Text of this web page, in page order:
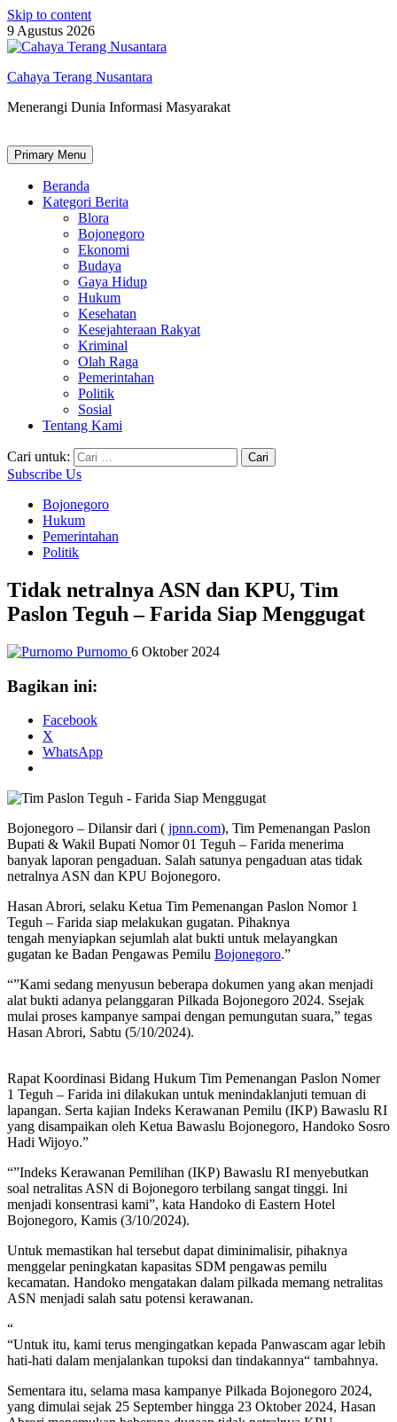
Skip to content
9 Agustus 2026
Cahaya Terang Nusantara
Menerangi Dunia Informasi Masyarakat
Primary Menu
Beranda
Kategori Berita
Blora
Bojonegoro
Ekonomi
Budaya
Gaya Hidup
Hukum
Kesehatan
Kesejahteraan Rakyat
Kriminal
Olah Raga
Pemerintahan
Politik
Sosial
Tentang Kami
Cari untuk:
Subscribe Us
Bojonegoro
Hukum
Pemerintahan
Politik
Tidak netralnya ASN dan KPU, Tim
Paslon Teguh – Farida Siap Menggugat
Purnomo 6 Oktober 2024
Bagikan ini:
Facebook
X
WhatsApp
Bojonegoro – Dilansir dari ( jpnn.com), Tim Pemenangan Paslon
Bupati & Wakil Bupati Nomor 01 Teguh – Farida menerima
banyak laporan pengaduan. Salah satunya pengaduan atas tidak
netralnya ASN dan KPU Bojonegoro.
Hasan Abrori, selaku Ketua Tim Pemenangan Paslon Nomor 1
Teguh – Farida siap melakukan gugatan. Pihaknya
tengah menyiapkan sejumlah alat bukti untuk melayangkan
gugatan ke Badan Pengawas Pemilu Bojonegoro.”
“”Kami sedang menyusun beberapa dokumen yang akan menjadi
alat bukti adanya pelanggaran Pilkada Bojonegoro 2024. Ssejak
mulai proses kampanye sampai dengan pemungutan suara,” tegas
Hasan Abrori, Sabtu (5/10/2024).
Rapat Koordinasi Bidang Hukum Tim Pemenangan Paslon Nomer
1 Teguh – Farida ini dilakukan untuk menindaklanjuti temuan di
lapangan. Serta kajian Indeks Kerawanan Pemilu (IKP) Bawaslu RI
yang disampaikan oleh Ketua Bawaslu Bojonegoro, Handoko Sosro
Hadi Wijoyo.”
“”Indeks Kerawanan Pemilihan (IKP) Bawaslu RI menyebutkan
soal netralitas ASN di Bojonegoro terbilang sangat tinggi. Ini
menjadi konsentrasi kami”, kata Handoko di Eastern Hotel
Bojonegoro, Kamis (3/10/2024).
Untuk memastikan hal tersebut dapat diminimalisir, pihaknya
menggelar peningkatan kapasitas SDM pengawas pemilu
kecamatan. Handoko mengatakan dalam pilkada memang netralitas
ASN menjadi salah satu potensi kerawanan.
“
“Untuk itu, kami terus mengingatkan kepada Panwascam agar lebih
hati-hati dalam menjalankan tupoksi dan tindakannya“ tambahnya.
Sementara itu, selama masa kampanye Pilkada Bojonegoro 2024,
yang dimulai sejak 25 September hingga 23 Oktober 2024, Hasan